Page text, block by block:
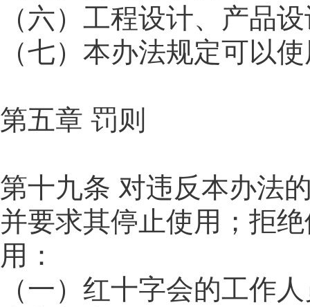
（六）工程设计、产品
（七）本办法规定可以
第五章 罚则
第十九条 对违反本办法
并要求其停止使用；拒
用：
（一）红十字会的工作